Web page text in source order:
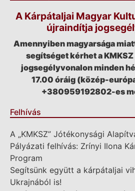
A Kárpátaljai Magyar
újraindítja
Amennyiben magyarsága
segítséget kérhet a
jogsegélyvonalon minden
17.00 óráig (közép-
+380959192802-es
Felhívás
A „KMKSZ” Jótékonysági
Pályázati felhívás: Zrínyi Ilona
Program
Segítsünk együtt a kárpátaljai
Ukrajnából is!